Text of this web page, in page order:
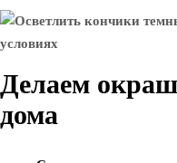
Делаем
дома